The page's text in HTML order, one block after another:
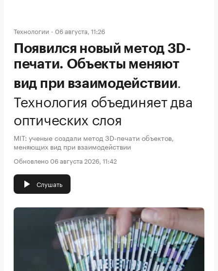
Технологии 06 августа, 11:26
Появился новый метод 3D-
печати. Объекты меняют
вид при взаимодействии
Технология объединяет два
оптических слоя
MIT: ученые создали метод 3D-печати объектов,
меняющих вид при взаимодействии
Обновлено 06 августа 2026, 11:42
Слушать